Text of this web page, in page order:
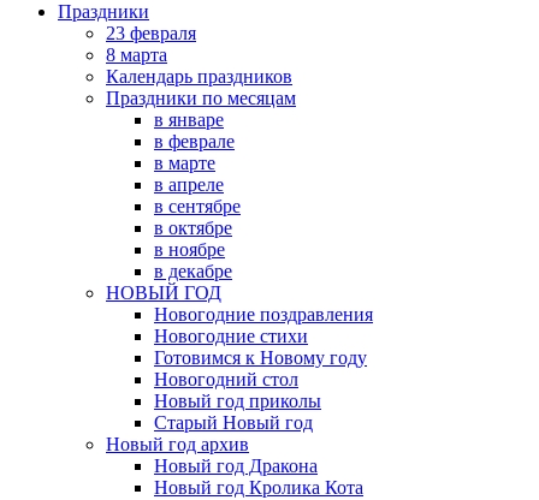
Праздники
23 февраля
8 марта
Календарь праздников
Праздники по месяцам
в январе
в феврале
в марте
в апреле
в сентябре
в октябре
в ноябре
в декабре
НОВЫЙ ГОД
Новогодние поздравления
Новогодние стихи
Готовимся к Новому году
Новогодний стол
Новый год приколы
Старый Новый год
Новый год архив
Новый год Дракона
Новый год Кролика Кота